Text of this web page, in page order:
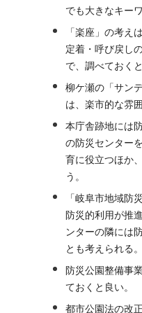
でも大きなキー
「楽座」の考え
定着・呼び戻し
で、調べておくと
柳ケ瀬の「サン
は、楽市的な雰
本庁舎跡地には
の防災センター
育に役立つほか
う。
「岐阜市地域防
防災的利用が推
ンターの隣には
とも考えられる。
防災公園整備事
ておくと良い。
都市公園法の改